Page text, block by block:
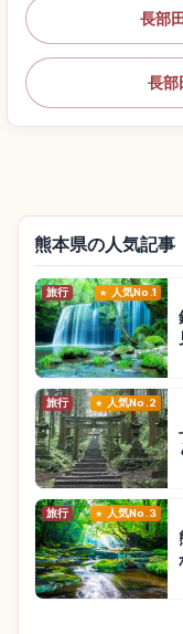
長部
長部
熊本県の人気記事
旅行 人気No.1
旅行 人気No.2
旅行 人気No.3